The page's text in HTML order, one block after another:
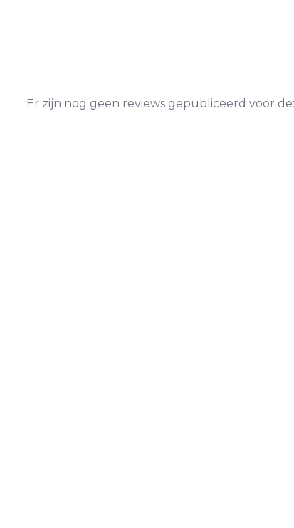
Er zijn nog geen reviews gepubliceerd voor